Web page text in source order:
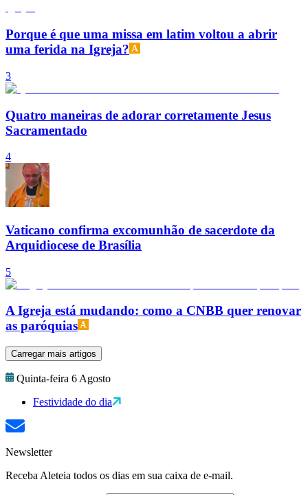
Porque é que uma missa em latim voltou a abrir
uma ferida na Igreja?
3
Quatro maneiras de adorar corretamente Jesus
Sacramentado
4
Vaticano confirma excomunhão de sacerdote da
Arquidiocese de Brasília
5
A Igreja está mudando: como a CNBB quer renovar
as paróquias
Carregar mais artigos
Quinta-feira 6 Agosto
Festividade do dia
Newsletter
Receba Aleteia todos os dias em sua caixa de e-mail.